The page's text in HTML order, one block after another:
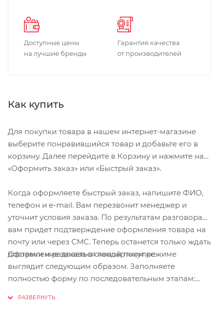
Доступные цены
на лучшие бренды
Гарантия качества
от производителей
Как купить
Для покупки товара в нашем интернет-магазине
выберите понравившийся товар и добавьте его в
корзину. Далее перейдите в Корзину и нажмите на
«Оформить заказ» или «Быстрый заказ».
Когда оформляете быстрый заказ, напишите ФИО,
телефон и e-mail. Вам перезвонит менеджер и
уточнит условия заказа. По результатам разговора
вам придет подтверждение оформления товара на
почту или через СМС. Теперь останется только ждать
доставки и радоваться новой покупке.
Оформление заказа в стандартном режиме
выглядит следующим образом. Заполняете
полностью форму по последовательным этапам: